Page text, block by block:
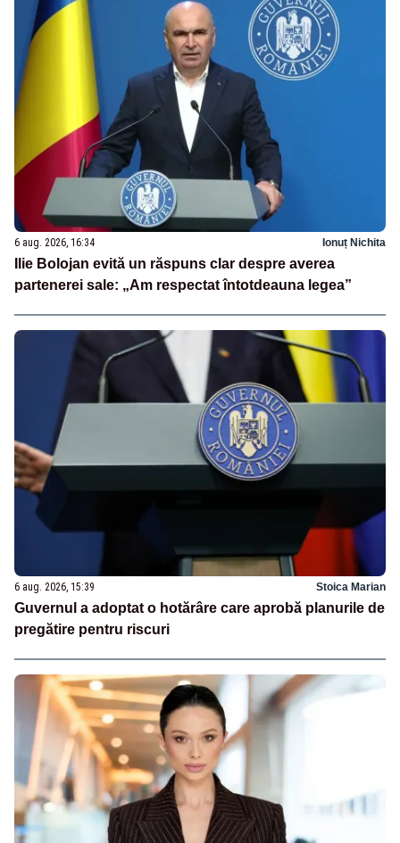
6 aug. 2026, 16:34 Ionuț Nichita
Ilie Bolojan evită un răspuns clar despre averea
partenerei sale: „Am respectat întotdeauna legea”
6 aug. 2026, 15:39 Stoica Marian
Guvernul a adoptat o hotărâre care aprobă planurile de
pregătire pentru riscuri